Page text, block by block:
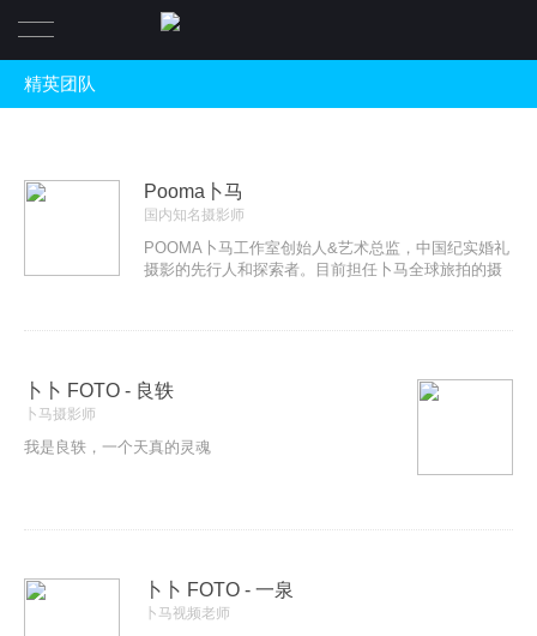
精英团队
Pooma卜马
国内知名摄影师
POOMA卜马工作室创始人&艺术总监，中国纪实婚礼
摄影的先行人和探索者。目前担任卜马全球旅拍的摄
获 WPPI 2014 30 Rising Stars ，是唯一当年入选华
卜卜 FOTO - 良轶
卜马摄影师
我是良轶，一个天真的灵魂
卜卜 FOTO - 一泉
卜马视频老师
首页
资讯活动
关于
创始人
精英介绍
Contact